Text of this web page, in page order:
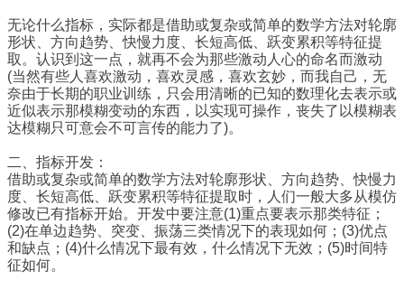
无论什么指标，实际都是借助或复杂或简单的数学方法对轮廓
形状、方向趋势、快慢力度、长短高低、跃变累积等特征提
取。认识到这一点，就再不会为那些激动人心的命名而激动
(当然有些人喜欢激动，喜欢灵感，喜欢玄妙，而我自己，无
奈由于长期的职业训练，只会用清晰的已知的数理化去表示或
近似表示那模糊变动的东西，以实现可操作，丧失了以模糊表
达模糊只可意会不可言传的能力了)。
二、指标开发：
借助或复杂或简单的数学方法对轮廓形状、方向趋势、快慢力
度、长短高低、跃变累积等特征提取时，人们一般大多从模仿
修改已有指标开始。开发中要注意(1)重点要表示那类特征；
(2)在单边趋势、突变、振荡三类情况下的表现如何；(3)优点
和缺点；(4)什么情况下最有效，什么情况下无效；(5)时间特
征如何。